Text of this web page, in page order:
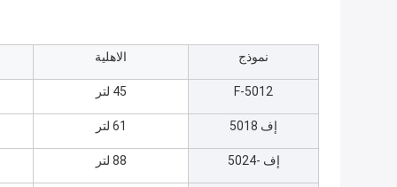
نموذج الاهلية
F-5012 45 لتر
إف 5018 61 لتر
إف -5024 88 لتر